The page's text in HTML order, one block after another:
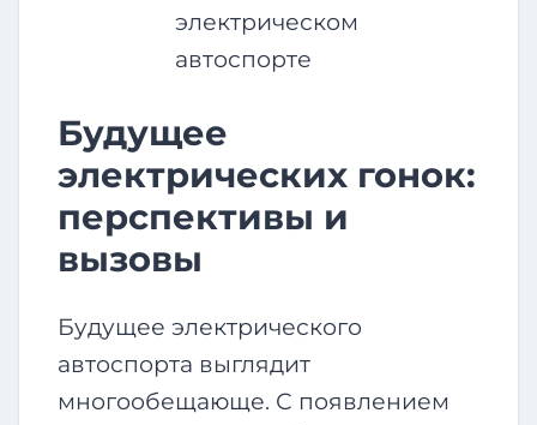
электрическом
автоспорте
Будущее
электрических гонок:
перспективы и
вызовы
Будущее электрического
автоспорта выглядит
многообещающе. С появлением